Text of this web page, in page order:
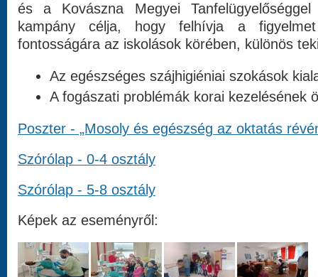
és a Kovászna Megyei Tanfelügyelőséggel
kampány célja, hogy felhívja a
fontosságára az iskolások körében, különös
Az egészséges szájhigiéniai szokások
A fogászati problémák korai kezelésének
Poszter - „Mosoly és egészség az oktatás
Szórólap - 0-4 osztály
Szórólap - 5-8 osztály
Képek az eseményről: